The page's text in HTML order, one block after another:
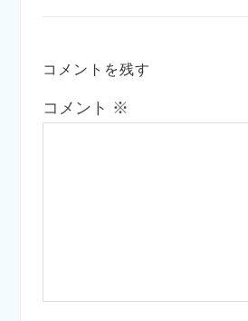
コメントを残す
コメント ※